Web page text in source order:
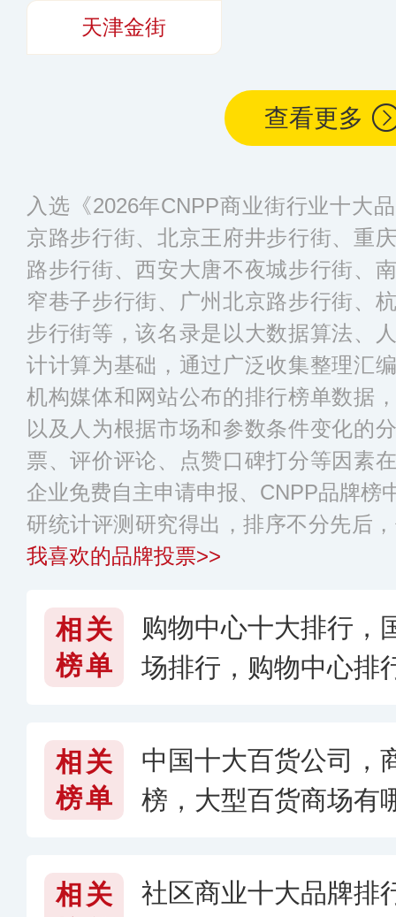
天津金街
查看更多
入选《2026年CNPP商业街行业十大
京路步行街、北京王府井步行街、重
路步行街、西安大唐不夜城步行街、
窄巷子步行街、广州北京路步行街、
步行街等，该名录是以大数据算法、
计计算为基础，通过广泛收集整理汇
机构媒体和网站公布的排行榜单数据
以及人为根据市场和参数条件变化的
票、评价评论、点赞口碑打分等因素
企业免费自主申请申报、CNPP品牌榜
研统计评测研究得出，排序不分先后
我喜欢的品牌投票>>
相关
榜单
购物中心十大排行，
场排行，购物中心排
相关
榜单
中国十大百货公司，
榜，大型百货商场有
相关
社区商业十大品牌排